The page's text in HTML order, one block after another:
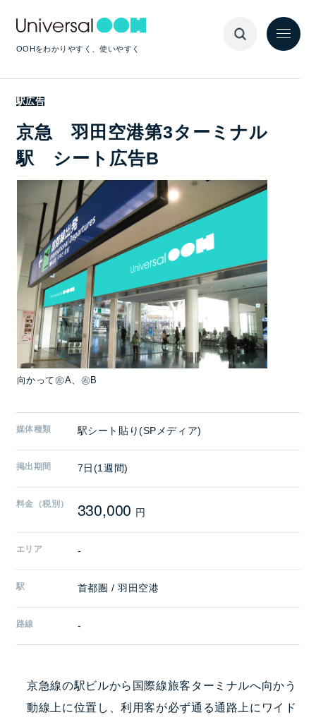
OOHをわかりやすく、使いやすく
駅広告
京急 羽田空港第3ターミナル
駅 シート広告B
向かって㊧A、㊨B
媒体種類 駅シート貼り(SPメディア)
掲出期間 7日(1週間)
料金（税別） 330,000 円
エリア -
駅 首都圏 / 羽田空港
路線 -
京急線の駅ビルから国際線旅客ターミナルへ向かう
動線上に位置し、利用客が必ず通る通路上にワイド